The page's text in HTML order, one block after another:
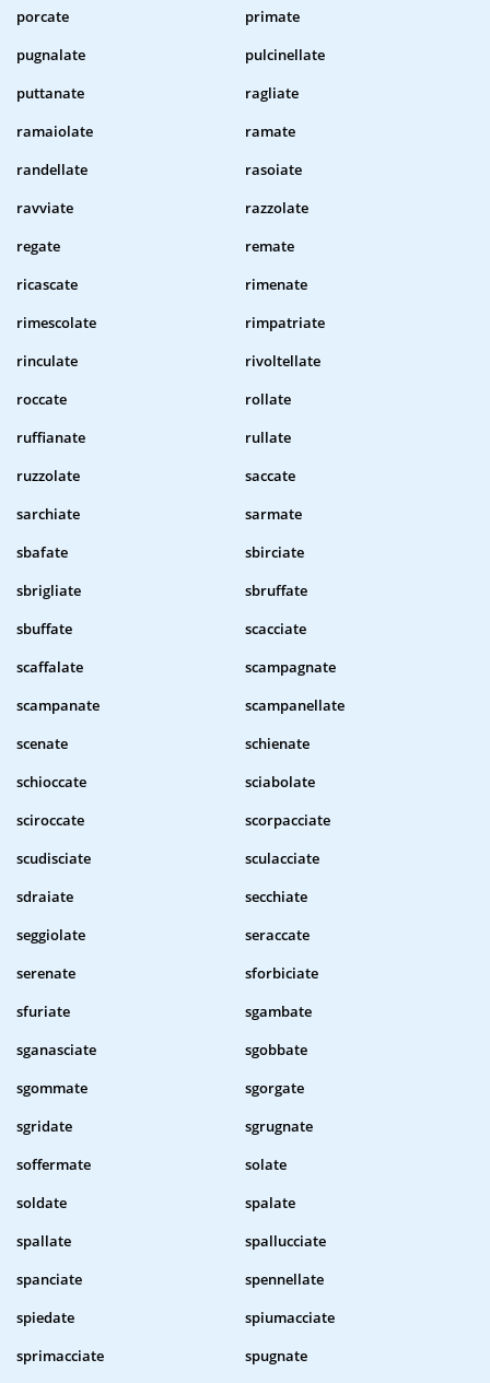
porcate
primate
pugnalate
pulcinellate
puttanate
ragliate
ramaiolate
ramate
randellate
rasoiate
ravviate
razzolate
regate
remate
ricascate
rimenate
rimescolate
rimpatriate
rinculate
rivoltellate
roccate
rollate
ruffianate
rullate
ruzzolate
saccate
sarchiate
sarmate
sbafate
sbirciate
sbrigliate
sbruffate
sbuffate
scacciate
scaffalate
scampagnate
scampanate
scampanellate
scenate
schienate
schioccate
sciabolate
sciroccate
scorpacciate
scudisciate
sculacciate
sdraiate
secchiate
seggiolate
seraccate
serenate
sforbiciate
sfuriate
sgambate
sganasciate
sgobbate
sgommate
sgorgate
sgridate
sgrugnate
soffermate
solate
soldate
spalate
spallate
spallucciate
spanciate
spennellate
spiedate
spiumacciate
sprimacciate
spugnate